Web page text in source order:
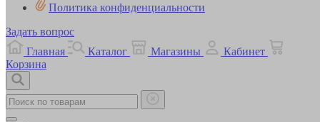
Политика конфиденциальности
Задать вопрос
Главная
Каталог Магазины
Кабинет
Корзина